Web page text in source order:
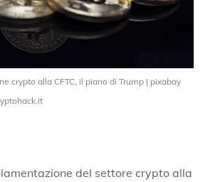
crypto alla CFTC, il piano di Trump | pixabay
del settore crypto alla